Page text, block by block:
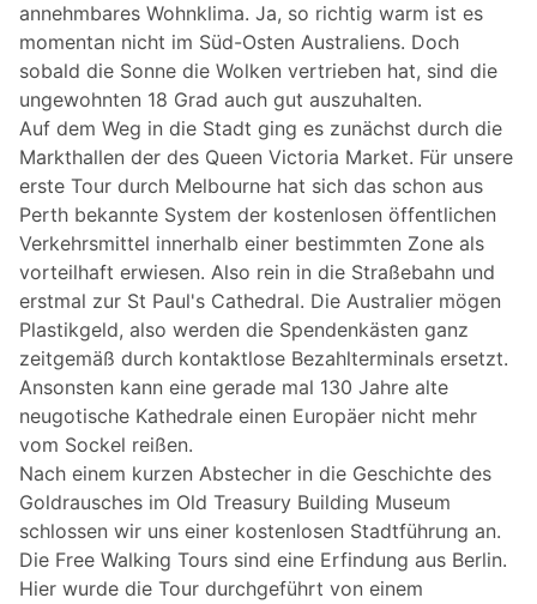
annehmbares Wohnklima. Ja, so richtig warm ist es
momentan nicht im Süd-Osten Australiens. Doch
sobald die Sonne die Wolken vertrieben hat, sind die
ungewohnten 18 Grad auch gut auszuhalten.
Auf dem Weg in die Stadt ging es zunächst durch die
Markthallen der des Queen Victoria Market. Für unsere
erste Tour durch Melbourne hat sich das schon aus
Perth bekannte System der kostenlosen öffentlichen
Verkehrsmittel innerhalb einer bestimmten Zone als
vorteilhaft erwiesen. Also rein in die Straßebahn und
erstmal zur St Paul's Cathedral. Die Australier mögen
Plastikgeld, also werden die Spendenkästen ganz
zeitgemäß durch kontaktlose Bezahlterminals ersetzt.
Ansonsten kann eine gerade mal 130 Jahre alte
neugotische Kathedrale einen Europäer nicht mehr
vom Sockel reißen.
Nach einem kurzen Abstecher in die Geschichte des
Goldrausches im Old Treasury Building Museum
schlossen wir uns einer kostenlosen Stadtführung an.
Die Free Walking Tours sind eine Erfindung aus Berlin.
Hier wurde die Tour durchgeführt von einem